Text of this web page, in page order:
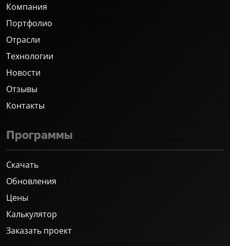
Компания
Портфолио
Отрасли
Технологии
Новости
Отзывы
Контакты
Программы
Скачать
Обновления
Цены
Калькулятор
Заказать проект